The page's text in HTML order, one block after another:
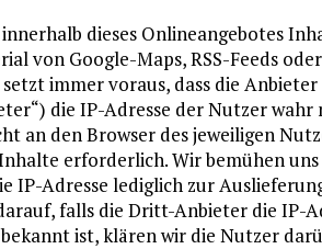
dieses Onlineangebotes
von Google-Maps, RSS-Feeds
setzt immer voraus, dass die
die IP-Adresse der Nutzer wahr
an den Browser des jeweiligen
erforderlich. Wir bemühen
IP-Adresse lediglich zur
falls die Dritt-Anbieter die IP-
ist, klären wir die Nutzer